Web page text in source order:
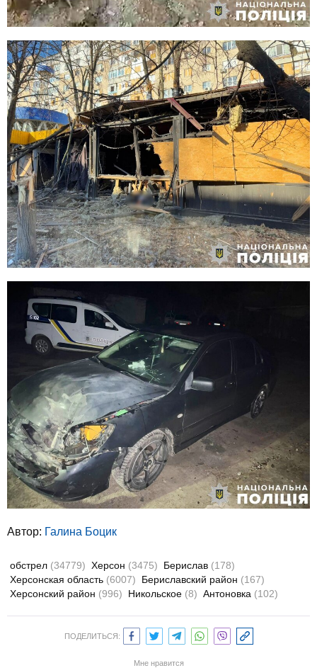
Автор: Галина Боцик
обстрел (34779) Херсон (3475) Берислав (178)
Херсонская область (6007) Бериславский район (167)
Херсонский район (996) Никольское (8) Антоновка (102)
ПОДЕЛИТЬСЯ:
Мне нравится